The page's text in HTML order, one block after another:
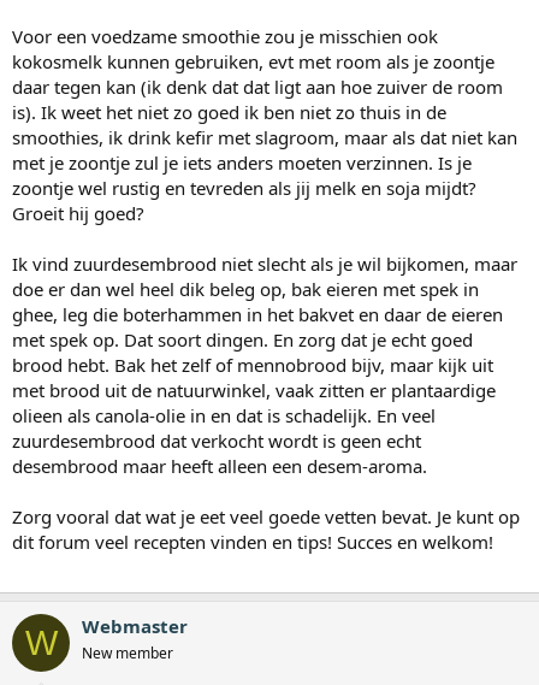
Voor een voedzame smoothie zou je misschien ook
kokosmelk kunnen gebruiken, evt met room als je zoontje
daar tegen kan (ik denk dat dat ligt aan hoe zuiver de room
is). Ik weet het niet zo goed ik ben niet zo thuis in de
smoothies, ik drink kefir met slagroom, maar als dat niet kan
met je zoontje zul je iets anders moeten verzinnen. Is je
zoontje wel rustig en tevreden als jij melk en soja mijdt?
Groeit hij goed?
Ik vind zuurdesembrood niet slecht als je wil bijkomen, maar
doe er dan wel heel dik beleg op, bak eieren met spek in
ghee, leg die boterhammen in het bakvet en daar de eieren
met spek op. Dat soort dingen. En zorg dat je echt goed
brood hebt. Bak het zelf of mennobrood bijv, maar kijk uit
met brood uit de natuurwinkel, vaak zitten er plantaardige
olieen als canola-olie in en dat is schadelijk. En veel
zuurdesembrood dat verkocht wordt is geen echt
desembrood maar heeft alleen een desem-aroma.
Zorg vooral dat wat je eet veel goede vetten bevat. Je kunt op
dit forum veel recepten vinden en tips! Succes en welkom!
W Webmaster
New member